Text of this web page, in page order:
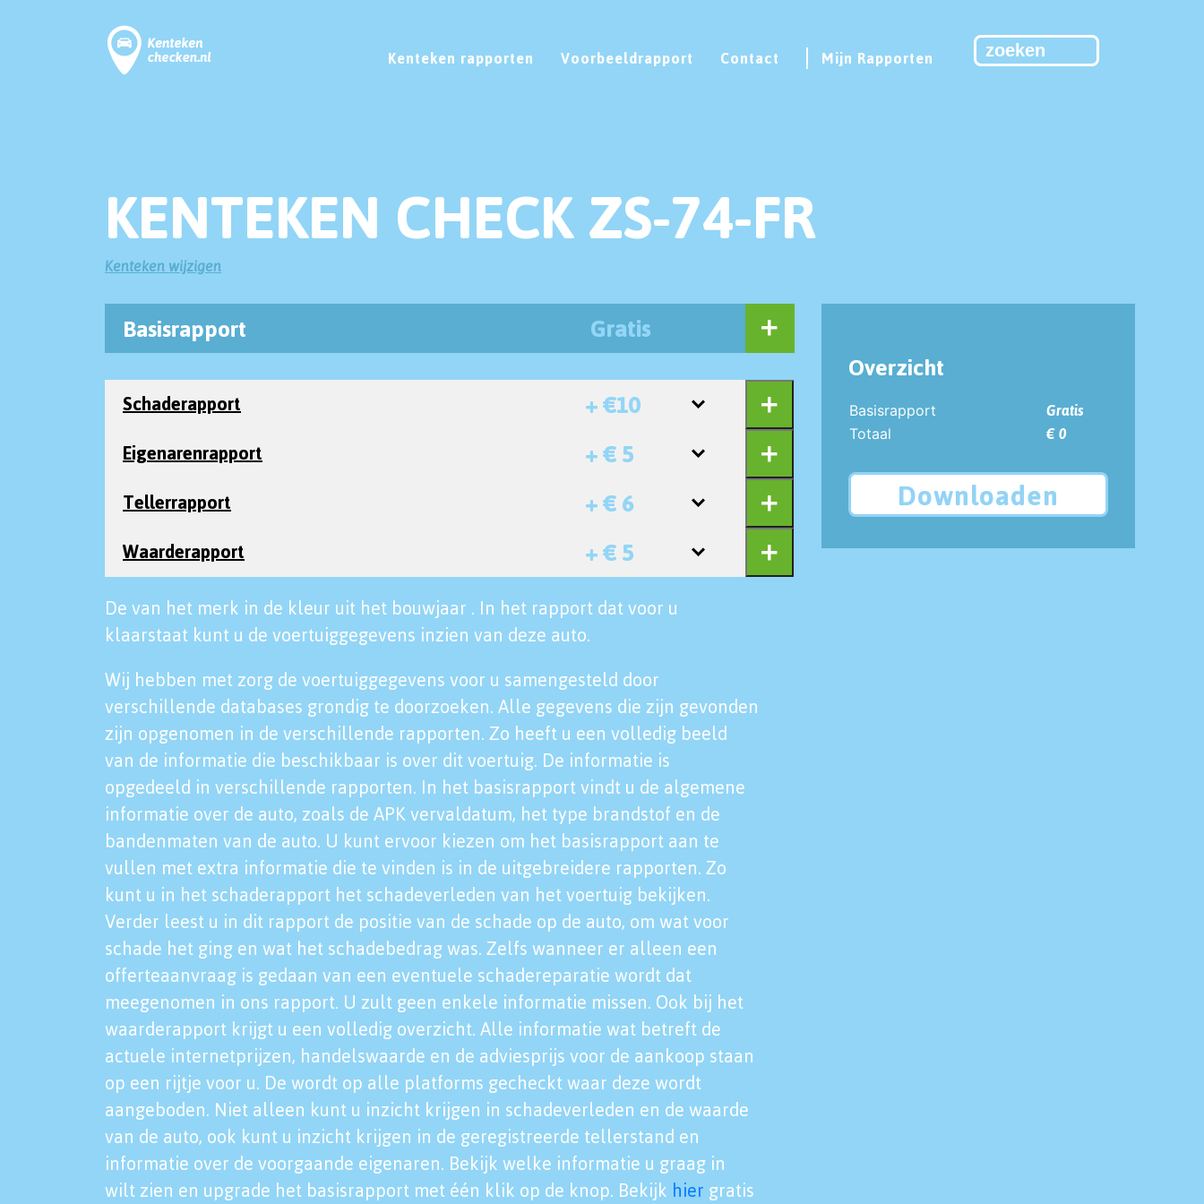
Kenteken rapporten Voorbeeldrapport Contact Mijn Rapporten
KENTEKEN CHECK ZS-74-FR
Kenteken wijzigen
Basisrapport Gratis
Schaderapport + €10
Eigenarenrapport + € 5
Tellerrapport + € 6
Waarderapport + € 5
De van het merk in de kleur uit het bouwjaar . In het rapport dat voor u
klaarstaat kunt u de voertuiggegevens inzien van deze auto.
Wij hebben met zorg de voertuiggegevens voor u samengesteld door
verschillende databases grondig te doorzoeken. Alle gegevens die zijn gevonden
zijn opgenomen in de verschillende rapporten. Zo heeft u een volledig beeld
van de informatie die beschikbaar is over dit voertuig. De informatie is
opgedeeld in verschillende rapporten. In het basisrapport vindt u de algemene
informatie over de auto, zoals de APK vervaldatum, het type brandstof en de
bandenmaten van de auto. U kunt ervoor kiezen om het basisrapport aan te
vullen met extra informatie die te vinden is in de uitgebreidere rapporten. Zo
kunt u in het schaderapport het schadeverleden van het voertuig bekijken.
Verder leest u in dit rapport de positie van de schade op de auto, om wat voor
schade het ging en wat het schadebedrag was. Zelfs wanneer er alleen een
offerteaanvraag is gedaan van een eventuele schadereparatie wordt dat
meegenomen in ons rapport. U zult geen enkele informatie missen. Ook bij het
waarderapport krijgt u een volledig overzicht. Alle informatie wat betreft de
actuele internetprijzen, handelswaarde en de adviesprijs voor de aankoop staan
op een rijtje voor u. De wordt op alle platforms gecheckt waar deze wordt
aangeboden. Niet alleen kunt u inzicht krijgen in schadeverleden en de waarde
van de auto, ook kunt u inzicht krijgen in de geregistreerde tellerstand en
informatie over de voorgaande eigenaren. Bekijk welke informatie u graag in
wilt zien en upgrade het basisrapport met één klik op de knop. Bekijk hier gratis
Overzicht
Basisrapport
Gratis
Totaal
€ 0
Downloaden